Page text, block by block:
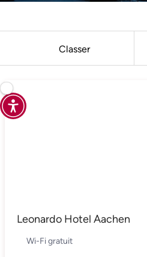
Classer
Leonardo Hotel Aachen
Wi-Fi gratuit